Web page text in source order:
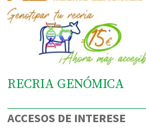
RECRIA GENÓMICA
ACCESOS DE INTERESE